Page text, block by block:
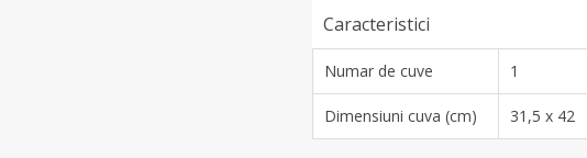
Caracteristici
Numar de cuve 1
Dimensiuni cuva (cm) 31,5 x 42